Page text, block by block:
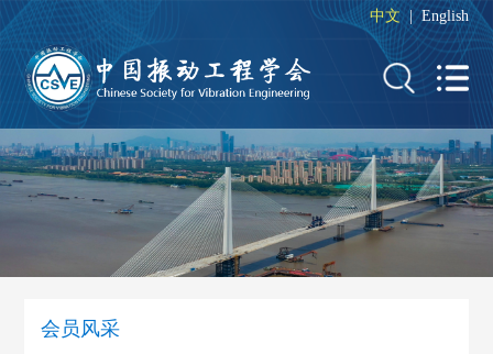
中文|English
会员风采